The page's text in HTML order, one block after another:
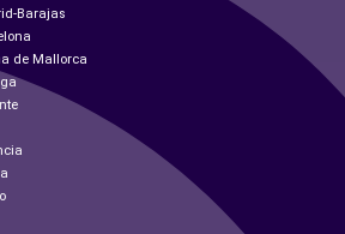
Barajas
de Mallorca